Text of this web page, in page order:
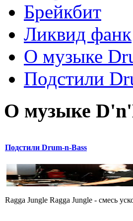
Брейкбит
Ликвид фанк
О музыке
Подстили
О музыке
Подстили Drum-n-Bass
Ragga Jungle Ragga Jungle - смесь